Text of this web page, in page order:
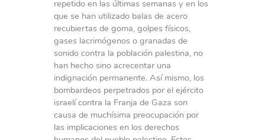
repetido en las últimas semanas y en los
que se han utilizado balas de acero
recubiertas de goma, golpes físicos,
gases lacrimógenos o granadas de
sonido contra la población palestina, no
han hecho sino acrecentar una
indignación permanente. Así mismo, los
bombardeos perpetrados por el ejército
israelí contra la Franja de Gaza son
causa de muchísima preocupación por
las implicaciones en los derechos